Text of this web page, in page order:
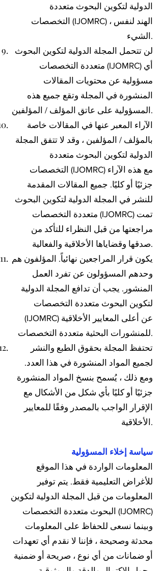
الدولية لتكوين البحوث متعددة
التخصصات (IJOMRC) ، الهند لنفس
الشيء.
لن تتحمل المجلة الدولية لتكوين البحوث
متعددة التخصصات (IJOMRC) أي
مسؤولية عن محتويات المقالات
المنشورة في المجلة وتقع جميع هذه
المسؤولية على عاتق المؤلف / المؤلفين.
الآراء المعبر عنها في المقالات خاصة
بالمؤلف / المؤلفين ، وقد لا تتفق المجلة
الدولية لتكوين البحوث متعددة
التخصصات (IJOMRC) مع هذه الآراء
جزئيًا أو كليًا. جميع المقالات المقدمة
للنشر في المجلة الدولية لتكوين البحوث
متعددة التخصصات (IJOMRC) تمت
مراجعتها من قبل النظراء للتأكد من
صدقها وقضاياها الأخلاقية والفعالية.
يكون قرار المراجعين نهائياً. المؤلفون هم
وحدهم المسؤولون عن تفرد العمل
المنشور. يجب أن تدافع المجلة الدولية
لتكوين البحوث متعددة التخصصات
(IJOMRC) عن أعلى المعايير الأخلاقية
للمنشورات البحثية متعددة التخصصات.
تحتفظ المجلة بحقوق الطبع والنشر
لجميع المواد المنشورة في هذا العدد.
ومع ذلك ، يُسمح بنسخ المواد المنشورة
جزئيًا أو كليًا بأي شكل من الأشكال مع
الإقرار الواجب بالمصدر وفقًا للمعايير
الأخلاقية.
سياسة إخلاء المسؤولية
المعلومات الواردة في هذا الموقع
للأغراض التعليمية فقط. يتم توفير
المعلومات من قبل المجلة الدولية لتكوين
البحوث متعددة التخصصات (IJOMRC)
وبينما نسعى للحفاظ على المعلومات
محدثة وصحيحة ، فإننا لا نقدم أي تعهدات
أو ضمانات من أي نوع ، صريحة أو ضمنية